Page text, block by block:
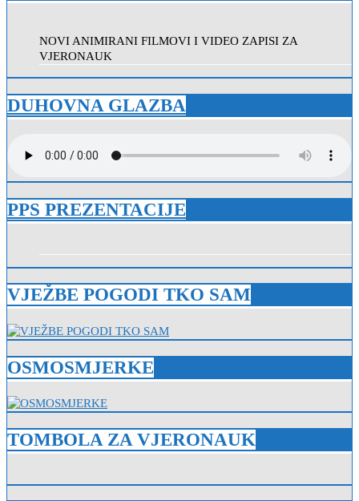
NOVI ANIMIRANI FILMOVI I VIDEO ZAPISI ZA
VJERONAUK
DUHOVNA GLAZBA
PPS PREZENTACIJE
VJEŽBE POGODI TKO SAM
OSMOSMJERKE
TOMBOLA ZA VJERONAUK